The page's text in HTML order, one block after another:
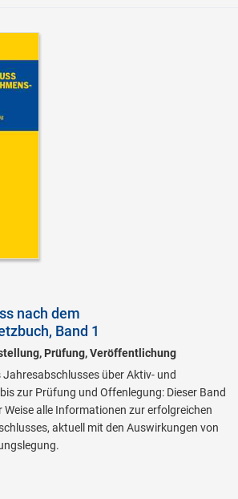
nach dem
Band 1
Prüfung, Veröffentlichung
über Aktiv- und
zur Prüfung und Offenlegung: Dieser Band
Weise alle Informationen zur erfolgreichen
aktuell mit den Auswirkungen von